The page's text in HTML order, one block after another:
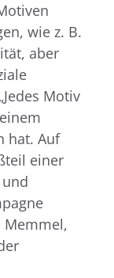
wie z. B.
aber
Motiv
hat. Auf
einer
Memmel,